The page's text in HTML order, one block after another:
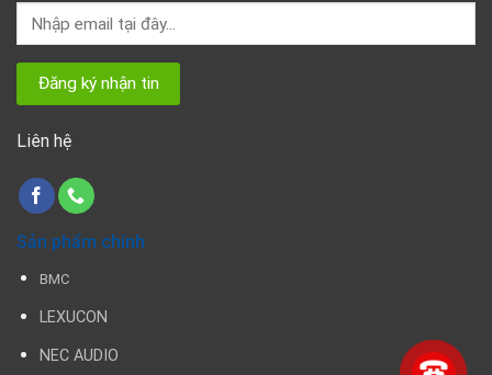
Liên hệ
Sản phẩm chính
BMC
LEXUCON
NEC AUDIO